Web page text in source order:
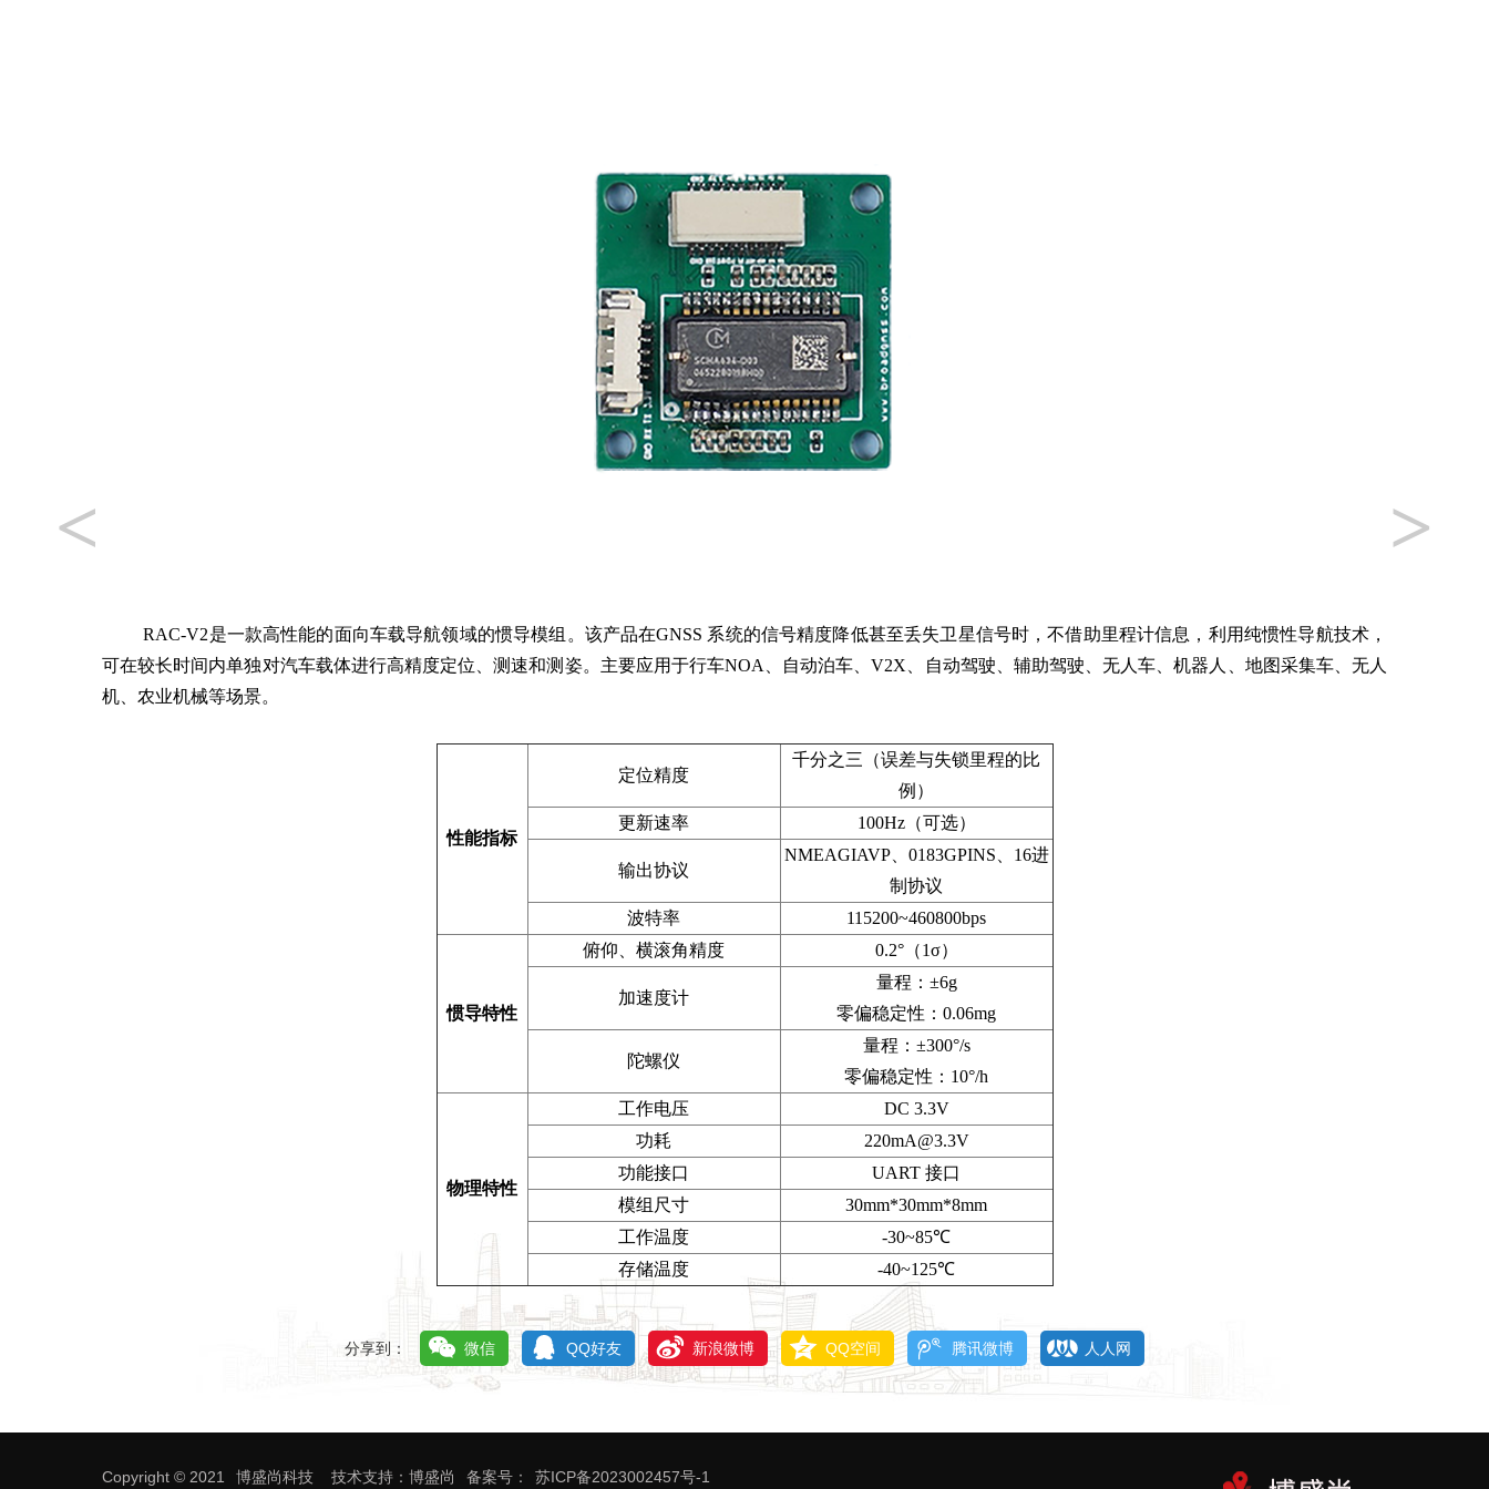
RAC-V2是一款高性能的面向车载导航领域的惯导模组。该产品在GNSS 系统的信号精度降低甚至丢失卫星信号时，不借助里程计信息，利用纯惯性导航技术，
可在较长时间内单独对汽车载体进行高精度定位、测速和测姿。主要应用于行车NOA、自动泊车、V2X、自动驾驶、辅助驾驶、无人车、机器人、地图采集车、无人
机、农业机械等场景。
性能指标
定位精度
千分之三（误差与失锁里程的比
例）
更新速率
100Hz（可选）
输出协议
NMEAGIAVP、0183GPINS、16进
制协议
波特率
115200~460800bps
惯导特性
俯仰、横滚角精度 0.2°（1σ）
加速度计
量程：±6g
零偏稳定性：0.06mg
陀螺仪
量程：±300°/s
零偏稳定性：10°/h
物理特性
工作电压
DC 3.3V
功耗
220mA@3.3V
功能接口
UART 接口
模组尺寸
30mm*30mm*8mm
工作温度
-30~85℃
存储温度
-40~125℃
分享到： 微信 QQ好友 新浪微博 QQ空间 腾讯微博 人人网
< >
Copyright © 2021 博盛尚科技 技术支持：博盛尚 备案号： 苏ICP备2023002457号-1